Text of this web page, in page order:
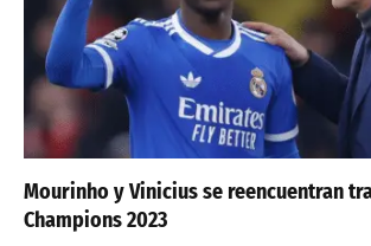
Mourinho y Vinicius se reencuentran
Champions 2023